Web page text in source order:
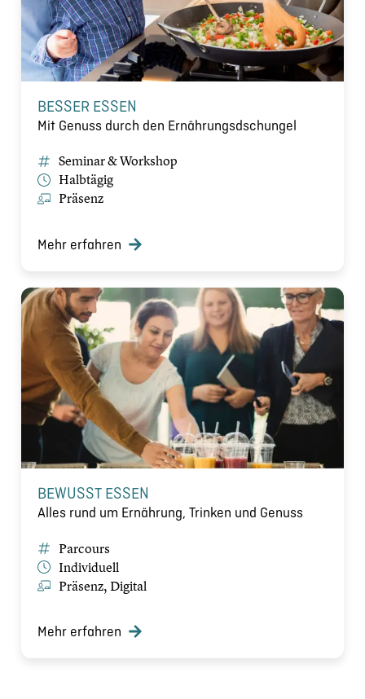
BESSER ESSEN
Mit Genuss durch den Ernährungsdschungel
Seminar & Workshop
Halbtägig
Präsenz
Mehr erfahren
BEWUSST ESSEN
Alles rund um Ernährung, Trinken und Genuss
Parcours
Individuell
Präsenz, Digital
Mehr erfahren